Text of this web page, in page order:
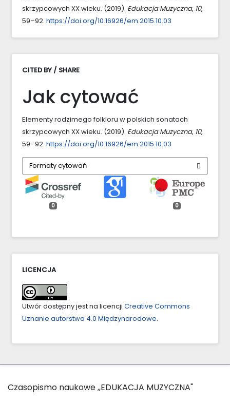
skrzypcowych XX wieku. (2019). Edukacja Muzyczna, 10,
59–92. https://doi.org/10.16926/em.2015.10.03
CITED BY / SHARE
Jak cytować
Elementy rodzimego folkloru w polskich sonatach
skrzypcowych XX wieku. (2019). Edukacja Muzyczna, 10,
59–92. https://doi.org/10.16926/em.2015.10.03
Formaty cytowań
0 0
LICENCJA
Utwór dostępny jest na licencji Creative Commons
Uznanie autorstwa 4.0 Międzynarodowe.
Czasopismo naukowe ,,EDUKACJA MUZYCZNA"